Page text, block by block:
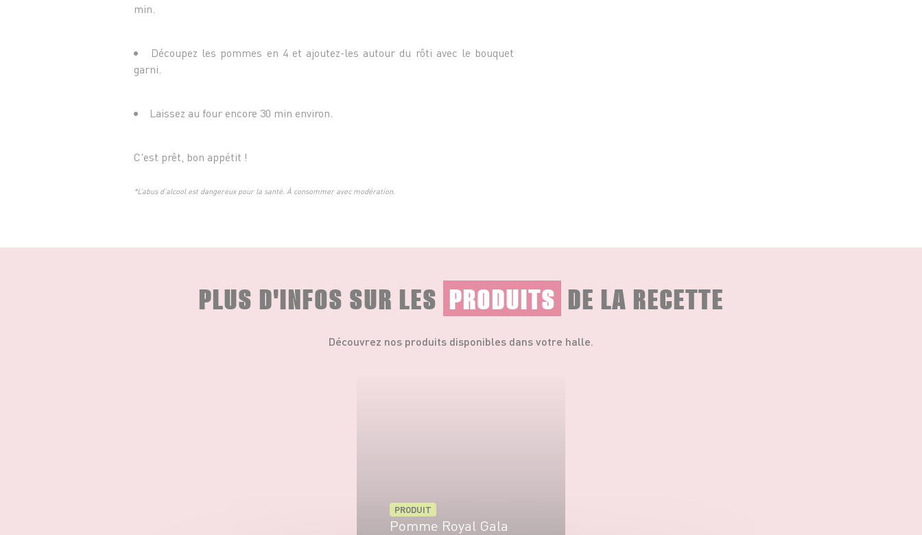
min.
Découpez les pommes en 4 et ajoutez-les autour du rôti avec le bouquet
garni.
Laissez au four encore 30 min environ.
C'est prêt, bon appétit !
*L’abus d’alcool est dangereux pour la santé. À consommer avec modération.
PLUS D'INFOS SUR LES PRODUITS DE LA RECETTE
Découvrez nos produits disponibles dans votre halle.
PRODUIT
Pomme Royal Gala